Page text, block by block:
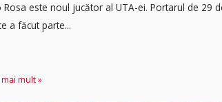
Rosa este noul jucător al UTA-ei. Portarul de 29
a făcut parte...
mult »